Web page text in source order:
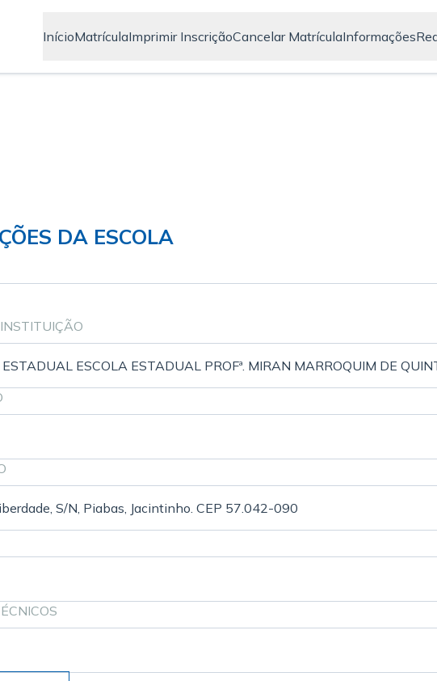
InícioMatrículaImprimir InscriçãoCancelar MatrículaInformações
DA ESCOLA
ESTADUAL ESCOLA ESTADUAL PROFª. MIRAN MARROQUIM DE
S/N, Piabas, Jacintinho. CEP 57.042-090